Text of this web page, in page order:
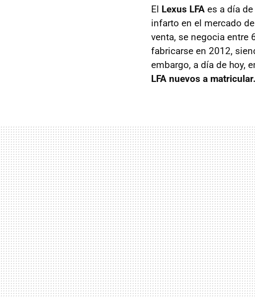
El Lexus LFA es a día
infarto en el mercado
venta, se negocia entre
fabricarse en 2012,
embargo, a día de hoy,
LFA nuevos a matricular.